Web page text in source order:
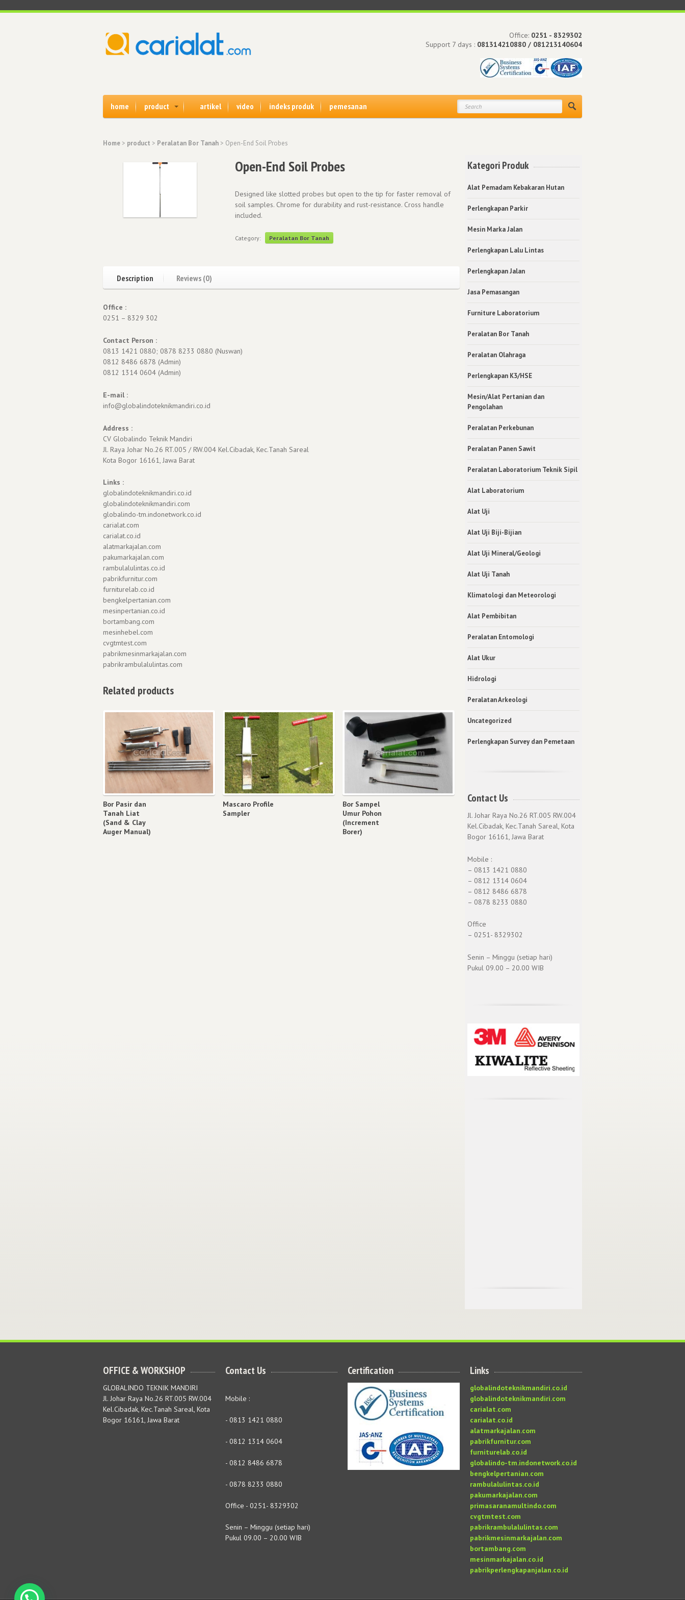
Office: 0251 - 8329302
Support 7 days : 081314210880 / 081213140604
home product artikel video indeks produk pemesanan
Home > product > Peralatan Bor Tanah > Open-End Soil Probes
Open-End Soil Probes
Designed like slotted probes but open to the tip for faster removal of
soil samples. Chrome for durability and rust-resistance. Cross handle
included.
Category: Peralatan Bor Tanah
Description Reviews (0)
Office :
0251 – 8329 302
Contact Person :
0813 1421 0880; 0878 8233 0880 (Nuswan)
0812 8486 6878 (Admin)
0812 1314 0604 (Admin)
E-mail :
info@globalindoteknikmandiri.co.id
Address :
CV Globalindo Teknik Mandiri
Jl. Raya Johar No.26 RT.005 / RW.004 Kel.Cibadak, Kec.Tanah Sareal
Kota Bogor 16161, Jawa Barat
Links :
globalindoteknikmandiri.co.id
globalindoteknikmandiri.com
globalindo-tm.indonetwork.co.id
carialat.com
carialat.co.id
alatmarkajalan.com
pakumarkajalan.com
rambulalulintas.co.id
pabrikfurnitur.com
furniturelab.co.id
bengkelpertanian.com
mesinpertanian.co.id
bortambang.com
mesinhebel.com
cvgtmtest.com
pabrikmesinmarkajalan.com
pabrikrambulalulintas.com
Related products
Bor Pasir dan
Tanah Liat
(Sand & Clay
Auger Manual)
Mascaro Profile
Sampler
Bor Sampel
Umur Pohon
(Increment
Borer)
Kategori Produk
Alat Pemadam Kebakaran Hutan
Perlengkapan Parkir
Mesin Marka Jalan
Perlengkapan Lalu Lintas
Perlengkapan Jalan
Jasa Pemasangan
Furniture Laboratorium
Peralatan Bor Tanah
Peralatan Olahraga
Perlengkapan K3/HSE
Mesin/Alat Pertanian dan
Pengolahan
Peralatan Perkebunan
Peralatan Panen Sawit
Peralatan Laboratorium Teknik Sipil
Alat Laboratorium
Alat Uji
Alat Uji Biji-Bijian
Alat Uji Mineral/Geologi
Alat Uji Tanah
Klimatologi dan Meteorologi
Alat Pembibitan
Peralatan Entomologi
Alat Ukur
Hidrologi
Peralatan Arkeologi
Uncategorized
Perlengkapan Survey dan Pemetaan
Contact Us
Jl. Johar Raya No.26 RT.005 RW.004
Kel.Cibadak, Kec.Tanah Sareal, Kota
Bogor 16161, Jawa Barat
Mobile :
– 0813 1421 0880
– 0812 1314 0604
– 0812 8486 6878
– 0878 8233 0880
Office
– 0251- 8329302
Senin – Minggu (setiap hari)
Pukul 09.00 – 20.00 WIB
OFFICE & WORKSHOP
GLOBALINDO TEKNIK MANDIRI
Jl. Johar Raya No.26 RT.005 RW.004
Kel.Cibadak, Kec.Tanah Sareal, Kota
Bogor 16161, Jawa Barat
Contact Us
Mobile :
- 0813 1421 0880
- 0812 1314 0604
- 0812 8486 6878
- 0878 8233 0880
Office - 0251- 8329302
Senin – Minggu (setiap hari)
Pukul 09.00 – 20.00 WIB
Certification Links
globalindoteknikmandiri.co.id
globalindoteknikmandiri.com
carialat.com
carialat.co.id
alatmarkajalan.com
pabrikfurnitur.com
furniturelab.co.id
globalindo-tm.indonetwork.co.id
bengkelpertanian.com
rambulalulintas.co.id
pakumarkajalan.com
primasaranamultindo.com
cvgtmtest.com
pabrikrambulalulintas.com
pabrikmesinmarkajalan.com
bortambang.com
mesinmarkajalan.co.id
pabrikperlengkapanjalan.co.id